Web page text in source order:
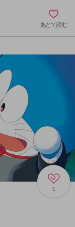
あとで読む
1